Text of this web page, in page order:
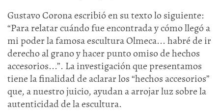
Gustavo Corona escribió en su texto lo siguiente:
“Para relatar cuándo fue encontrada y cómo llegó a
mi poder la famosa escultura Olmeca... habré de ir
derecho al grano y hacer punto omiso de hechos
accesorios...”. La investigación que presentamos
tiene la finalidad de aclarar los “hechos accesorios”
que, a nuestro juicio, ayudan a arrojar luz sobre la
autenticidad de la escultura.